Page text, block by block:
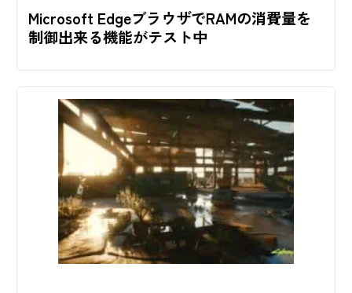
Microsoft EdgeブラウザでRAMの消費量を
制御出来る機能がテスト中